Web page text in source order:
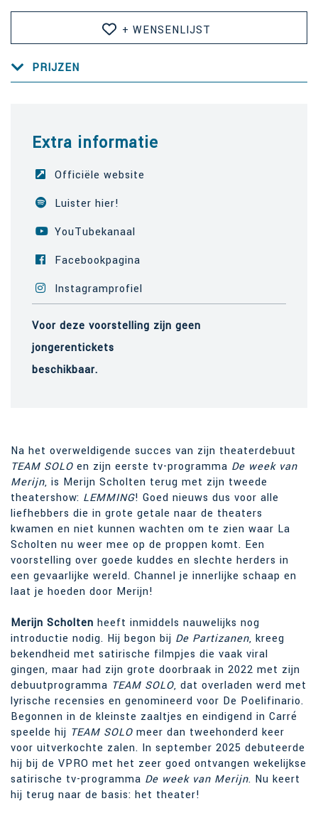
+ WENSENLIJST
PRIJZEN
Extra informatie
Officiële website
Luister hier!
YouTubekanaal
Facebookpagina
Instagramprofiel
Voor deze voorstelling zijn geen
jongerentickets
beschikbaar.
Na het overweldigende succes van zijn theaterdebuut
TEAM SOLO en zijn eerste tv-programma De week van
Merijn, is Merijn Scholten terug met zijn tweede
theatershow: LEMMING! Goed nieuws dus voor alle
liefhebbers die in grote getale naar de theaters
kwamen en niet kunnen wachten om te zien waar La
Scholten nu weer mee op de proppen komt. Een
voorstelling over goede kuddes en slechte herders in
een gevaarlijke wereld. Channel je innerlijke schaap en
laat je hoeden door Merijn!
Merijn Scholten heeft inmiddels nauwelijks nog
introductie nodig. Hij begon bij De Partizanen, kreeg
bekendheid met satirische filmpjes die vaak viral
gingen, maar had zijn grote doorbraak in 2022 met zijn
debuutprogramma TEAM SOLO, dat overladen werd met
lyrische recensies en genomineerd voor De Poelifinario.
Begonnen in de kleinste zaaltjes en eindigend in Carré
speelde hij TEAM SOLO meer dan tweehonderd keer
voor uitverkochte zalen. In september 2025 debuteerde
hij bij de VPRO met het zeer goed ontvangen wekelijkse
satirische tv-programma De week van Merijn. Nu keert
hij terug naar de basis: het theater!